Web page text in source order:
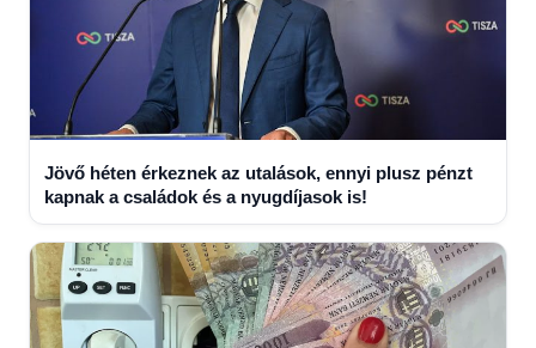
Jövő héten érkeznek az utalások, ennyi plusz pénzt
kapnak a családok és a nyugdíjasok is!